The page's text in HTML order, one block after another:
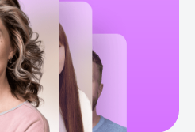
за экзамена.
но все равно
и родители
спасибо